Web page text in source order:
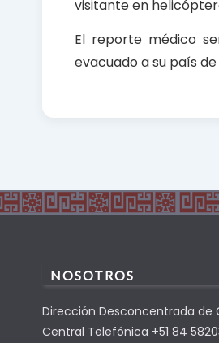
visitante en
El reporte médico
evacuado a su país
NOSOTROS
Dirección Desconcentrada de
Central Telefónica +51 84